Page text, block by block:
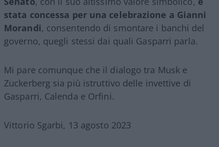
stata concessa per una celebrazione a Gianni
Morandi, consentendo di smontare i banchi del
governo, quegli stessi dai quali Gasparri parla.
Mi pare comunque che il dialogo tra Musk e
Zuckerberg sia più istruttivo delle invettive di
Gasparri, Calenda e Orfini.
Vittorio Sgarbi, 13 agosto 2023